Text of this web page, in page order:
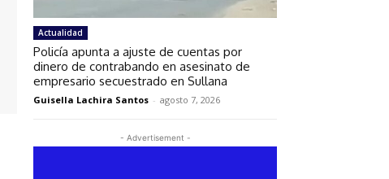
Actualidad
Policía apunta a ajuste de cuentas por
dinero de contrabando en asesinato de
empresario secuestrado en Sullana
Guisella Lachira Santos - agosto 7, 2026
- Advertisement -